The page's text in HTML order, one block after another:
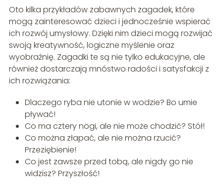
Oto kilka przykładów zabawnych zagadek, które
mogą zainteresować dzieci i jednocześnie wspierać
ich rozwój umysłowy. Dzięki nim dzieci mogą rozwijać
swoją kreatywność, logiczne myślenie oraz
wyobraźnię. Zagadki te są nie tylko edukacyjne, ale
również dostarczają mnóstwo radości i satysfakcji z
ich rozwiązania:
Dlaczego ryba nie utonie w wodzie? Bo umie
pływać!
Co ma cztery nogi, ale nie może chodzić? Stół!
Co można złapać, ale nie można rzucić?
Przeziębienie!
Co jest zawsze przed tobą, ale nigdy go nie
widzisz? Przyszłość!